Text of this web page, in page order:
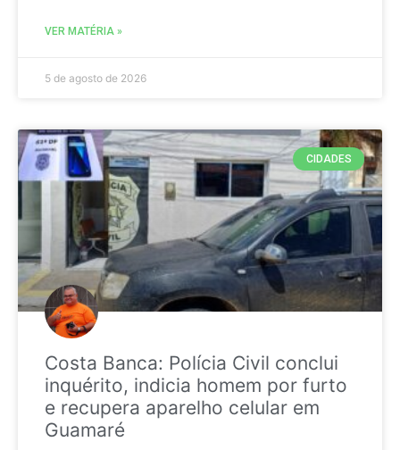
VER MATÉRIA »
5 de agosto de 2026
CIDADES
Costa Banca: Polícia Civil conclui
inquérito, indicia homem por furto
e recupera aparelho celular em
Guamaré